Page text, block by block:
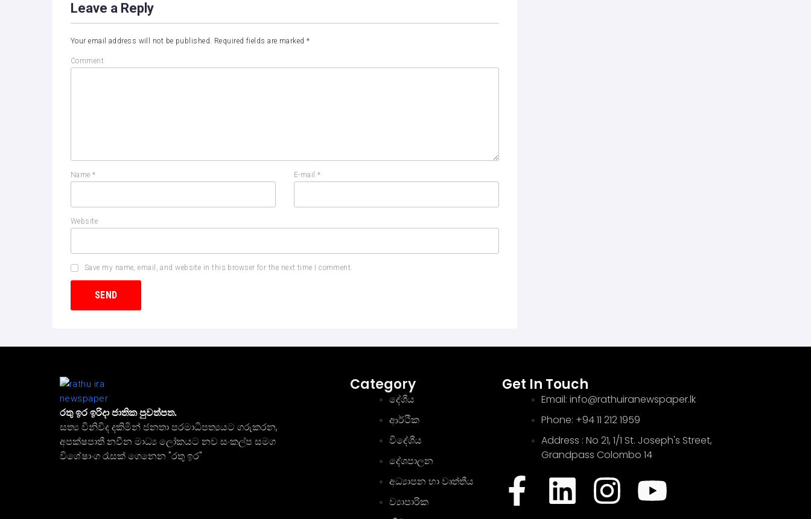
Leave a Reply
Your email address will not be published. Required fields are marked*
Comment
Name* E-mail*
Website
Save my name, email, and website in this browser for the next time I comment.
රතු ඉර ඉරිදා ජාතික පුවත්පත.
සත්‍ය විනිවිද දකිමින් ජනතා පරමාධිපත්‍යයට ගරුකරන,
අපක්ෂපාතී නවීන මාධ්‍ය ලෝකයට නව සංකල්ප සමග
විශේෂාංග රැසක් ගෙනෙන "රතු ඉර"
Get In Touch
Email: info@rathuiranewspaper.lk
Phone: +94 11 212 1959
Address : No 21, 1/1 St. Joseph's Street,
Grandpass Colombo 14
Category
දේශීය
ආර්ථික
විදේශීය
දේශපාලන
අධ්‍යාපන හා වෘත්තීය
ව්‍යාපාරික